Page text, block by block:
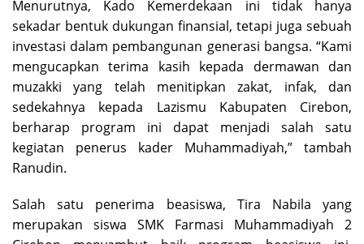
Menurutnya, Kado Kemerdekaan ini tidak hanya
sekadar bentuk dukungan finansial, tetapi juga sebuah
investasi dalam pembangunan generasi bangsa. “Kami
mengucapkan terima kasih kepada dermawan dan
muzakki yang telah menitipkan zakat, infak, dan
sedekahnya kepada Lazismu Kabupaten Cirebon,
berharap program ini dapat menjadi salah satu
kegiatan penerus kader Muhammadiyah,” tambah
Ranudin.
Salah satu penerima beasiswa, Tira Nabila yang
merupakan siswa SMK Farmasi Muhammadiyah 2